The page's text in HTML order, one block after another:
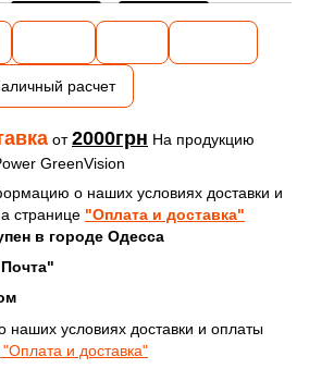
расчет
от2000грн На продукцию
GreenVision
о наших условиях доставки и
странице "Оплата и доставка"
в городе Одесса
наших условиях доставки и оплаты
"Оплата и доставка"